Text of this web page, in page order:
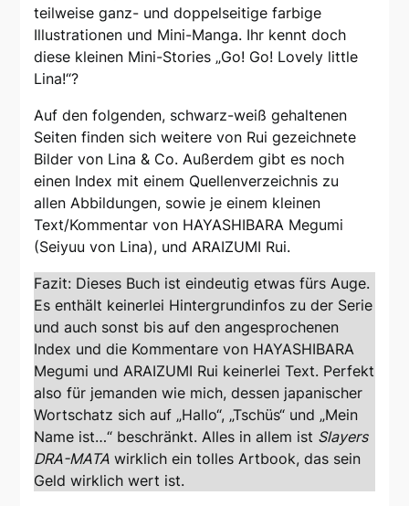
teilweise ganz- und doppelseitige farbige
Illustrationen und Mini-Manga. Ihr kennt doch
diese kleinen Mini-Stories „Go! Go! Lovely little
Lina!“?
Auf den folgenden, schwarz-weiß gehaltenen
Seiten finden sich weitere von Rui gezeichnete
Bilder von Lina & Co. Außerdem gibt es noch
einen Index mit einem Quellenverzeichnis zu
allen Abbildungen, sowie je einem kleinen
Text/Kommentar von HAYASHIBARA Megumi
(Seiyuu von Lina), und ARAIZUMI Rui.
Fazit: Dieses Buch ist eindeutig etwas fürs Auge.
Es enthält keinerlei Hintergrundinfos zu der Serie
und auch sonst bis auf den angesprochenen
Index und die Kommentare von HAYASHIBARA
Megumi und ARAIZUMI Rui keinerlei Text. Perfekt
also für jemanden wie mich, dessen japanischer
Wortschatz sich auf „Hallo“, „Tschüs“ und „Mein
Name ist…“ beschränkt. Alles in allem ist Slayers
DRA-MATA wirklich ein tolles Artbook, das sein
Geld wirklich wert ist.